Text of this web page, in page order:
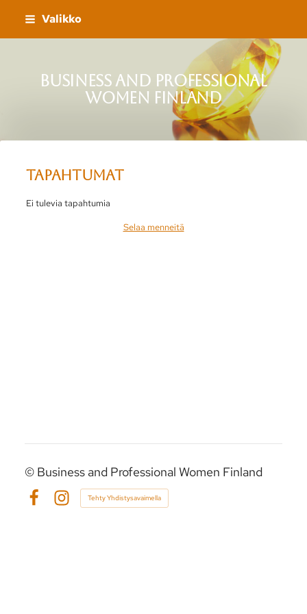
Siirry
sivun
sisältöön
Valikko
Business and Professional
Women Finland
Tapahtumat
Ei tulevia tapahtumia
Selaa menneitä
© Business and Professional Women Finland
Instagram
Tehty Yhdistysavaimella